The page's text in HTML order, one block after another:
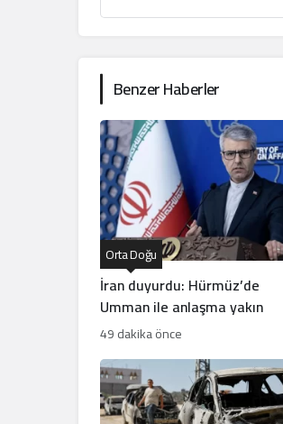
Benzer Haberler
İran duyurdu: Hürmüz’de
Umman ile anlaşma yakın
Orta Doğu
49 dakika önce